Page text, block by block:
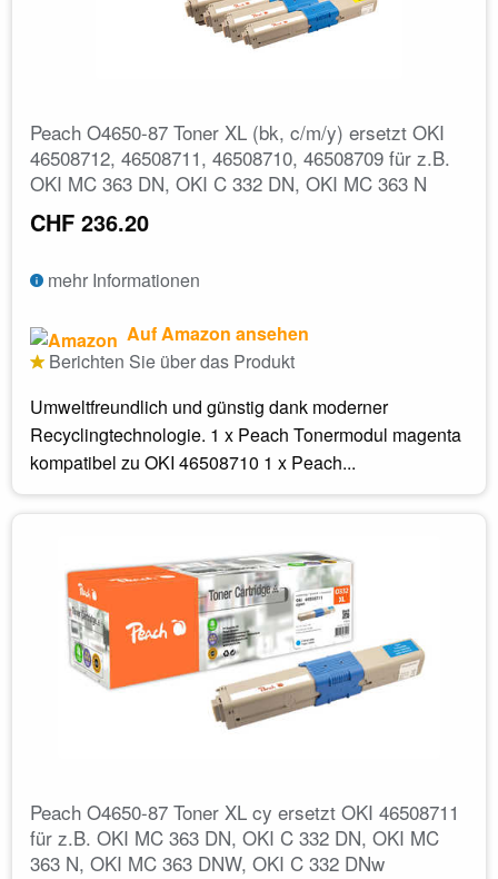
Peach O4650-87 Toner XL (bk, c/m/y) ersetzt OKI
46508712, 46508711, 46508710, 46508709 für z.B.
OKI MC 363 DN, OKI C 332 DN, OKI MC 363 N
CHF 236.20
mehr Informationen
Auf Amazon ansehen
Berichten Sie über das Produkt
Umweltfreundlich und günstig dank moderner
Recyclingtechnologie. 1 x Peach Tonermodul magenta
kompatibel zu OKI 46508710 1 x Peach...
Peach O4650-87 Toner XL cy ersetzt OKI 46508711
für z.B. OKI MC 363 DN, OKI C 332 DN, OKI MC
363 N, OKI MC 363 DNW, OKI C 332 DNw